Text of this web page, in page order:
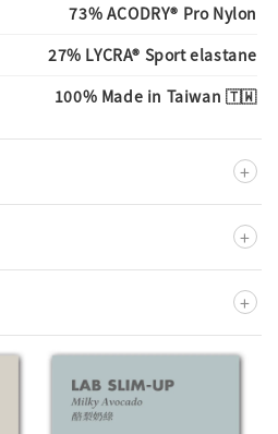
73% ACODRY® Pro Nylon
27% LYCRA® Sport elastane
100% Made in Taiwan 🇹🇼
+
+
+
不可添加柔軟精
低溫熨燙